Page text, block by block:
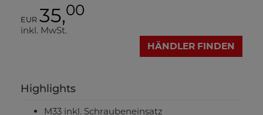
EUR 35,00
inkl. MwSt.
HÄNDLER FINDEN
Highlights
M33 inkl. Schraubeneinsatz